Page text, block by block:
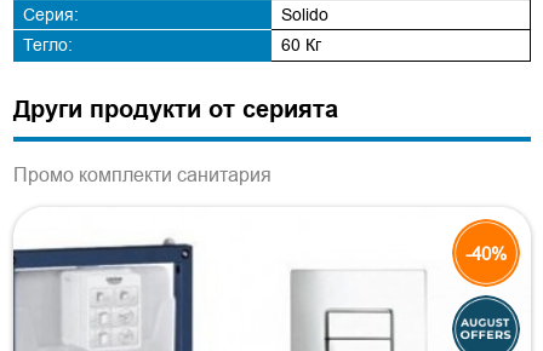
Серия:
Solido
Тегло:
60 Кг
Други продукти от серията
Промо комплекти санитария
-40%